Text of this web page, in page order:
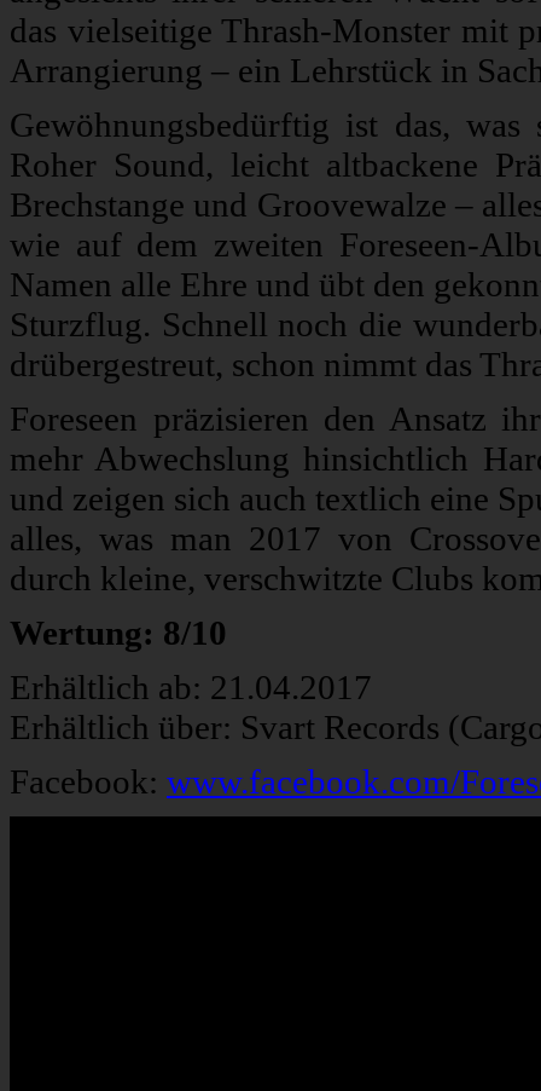
das vielseitige Thrash-Monster mit
Arrangierung – ein Lehrstück in
Gewöhnungsbedürftig ist das,
Roher Sound, leicht altbackene
Brechstange und Groovewalze –
wie auf dem zweiten Foreseen-
Namen alle Ehre und übt den
Sturzflug. Schnell noch die
drübergestreut, schon nimmt das
Foreseen präzisieren den Ansatz
mehr Abwechslung hinsichtlich
und zeigen sich auch textlich eine
alles, was man 2017 von
durch kleine, verschwitzte Clubs
Wertung: 8/10
Erhältlich ab: 21.04.2017
Erhältlich über: Svart Records
Facebook: www.facebook.com/